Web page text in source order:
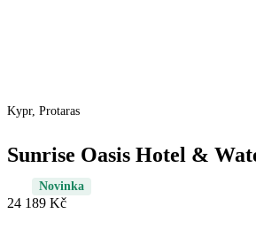
Kypr, Protaras
Sunrise Oasis Hotel &
Novinka
24 189 Kč